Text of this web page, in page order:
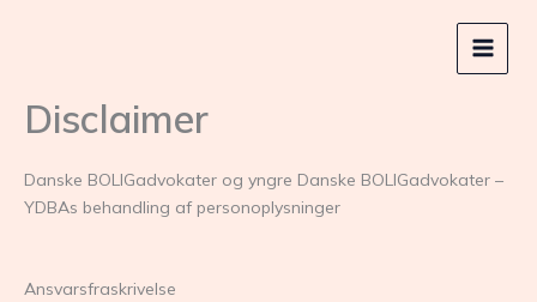
Disclaimer
Danske BOLIGadvokater og yngre Danske BOLIGadvokater –
YDBAs behandling af personoplysninger
Ansvarsfraskrivelse